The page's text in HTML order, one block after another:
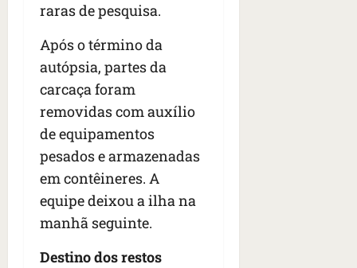
raras de pesquisa.
Após o término da
autópsia, partes da
carcaça foram
removidas com auxílio
de equipamentos
pesados e armazenadas
em contêineres. A
equipe deixou a ilha na
manhã seguinte.
Destino dos restos